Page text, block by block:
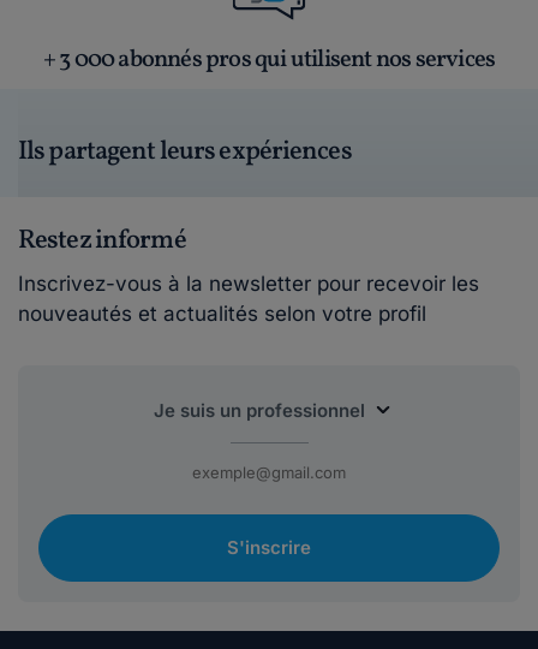
+ 3 000 abonnés pros qui utilisent nos services
Ils partagent leurs expériences
Restez informé
Inscrivez-vous à la newsletter pour recevoir les
nouveautés et actualités selon votre profil
S'inscrire